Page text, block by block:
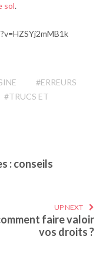
sol.
#ERREURS
#TRUCS ET
: conseils
UP NEXT
faire valoir
vos droits ?